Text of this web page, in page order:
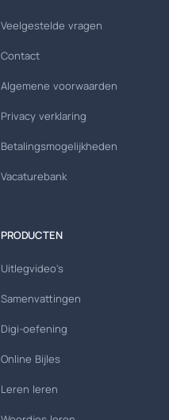
Veelgestelde vragen
Contact
Algemene voorwaarden
Privacy verklaring
Betalingsmogelijkheden
Vacaturebank
PRODUCTEN
Uitlegvideo's
Samenvattingen
Digi-oefening
Online Bijles
Leren leren